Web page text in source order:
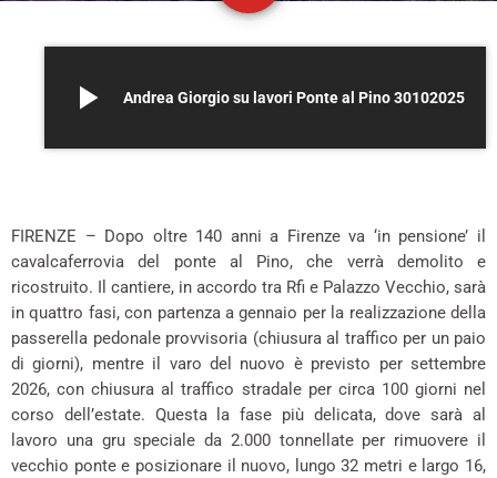
play_arrow Andrea Giorgio su lavori Ponte al Pino 30102025
FIRENZE – Dopo oltre 140 anni a Firenze va ‘in pensione’ il
cavalcaferrovia del ponte al Pino, che verrà demolito e
ricostruito. Il cantiere, in accordo tra Rfi e Palazzo Vecchio, sarà
in quattro fasi, con partenza a gennaio per la realizzazione della
passerella pedonale provvisoria (chiusura al traffico per un paio
di giorni), mentre il varo del nuovo è previsto per settembre
2026, con chiusura al traffico stradale per circa 100 giorni nel
corso dell’estate. Questa la fase più delicata, dove sarà al
lavoro una gru speciale da 2.000 tonnellate per rimuovere il
vecchio ponte e posizionare il nuovo, lungo 32 metri e largo 16,